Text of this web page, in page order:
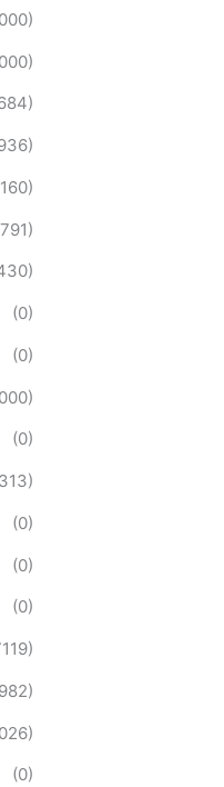
(0)
(0)
(0)
(0)
(0)
(0)
(0)